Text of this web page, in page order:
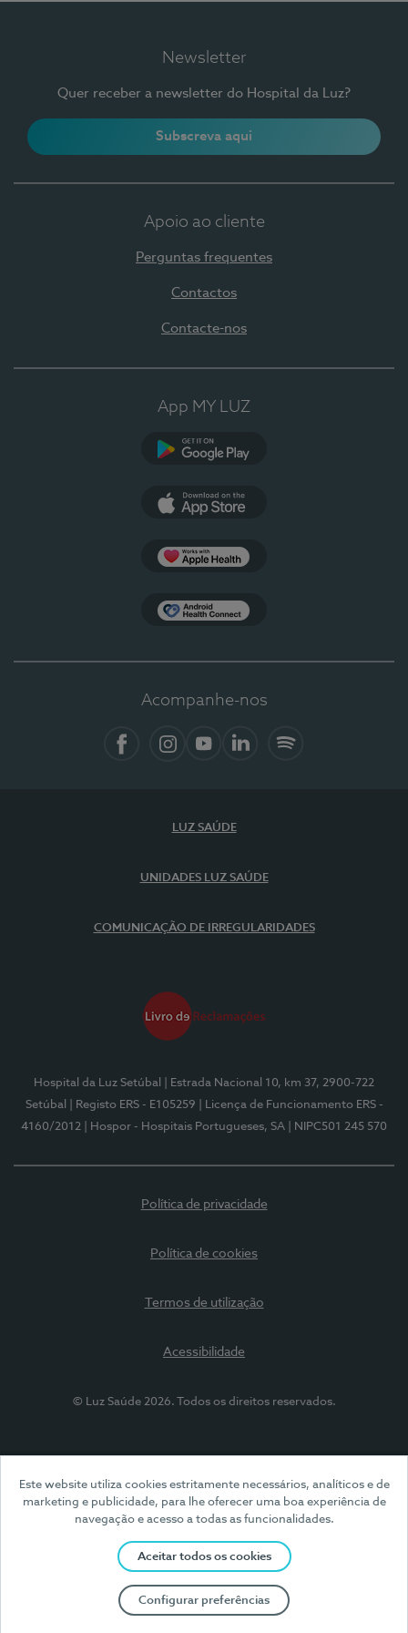
Este website utiliza cookies estritamente necessários, analíticos e de
marketing e publicidade, para lhe oferecer uma boa experiência de
navegação e acesso a todas as funcionalidades.
Aceitar todos os cookies
Configurar preferências
Newsletter
Quer receber a newsletter do Hospital da Luz?
Subscreva aqui
Apoio ao cliente
Perguntas frequentes
Contactos
Contacte-nos
App MY LUZ
Acompanhe-nos
LUZ SAÚDE
UNIDADES LUZ SAÚDE
COMUNICAÇÃO DE IRREGULARIDADES
Hospital da Luz Setúbal
| Estrada Nacional 10, km 37, 2900-722
Setúbal
| Registo ERS - E105259
| Licença de Funcionamento ERS -
4160/2012
| Hospor - Hospitais Portugueses, SA | NIPC501 245 570
Política de privacidade
Política de cookies
Termos de utilização
Acessibilidade
© Luz Saúde 2026. Todos os direitos reservados.